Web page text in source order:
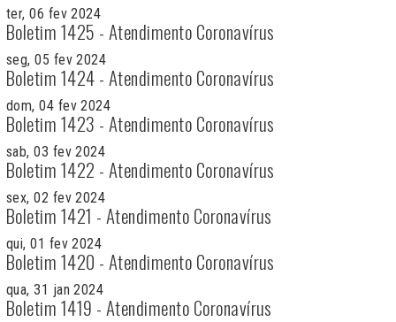
ter, 06 fev 2024
Boletim 1425 - Atendimento Coronavírus
seg, 05 fev 2024
Boletim 1424 - Atendimento Coronavírus
dom, 04 fev 2024
Boletim 1423 - Atendimento Coronavírus
sab, 03 fev 2024
Boletim 1422 - Atendimento Coronavírus
sex, 02 fev 2024
Boletim 1421 - Atendimento Coronavírus
qui, 01 fev 2024
Boletim 1420 - Atendimento Coronavírus
qua, 31 jan 2024
Boletim 1419 - Atendimento Coronavírus